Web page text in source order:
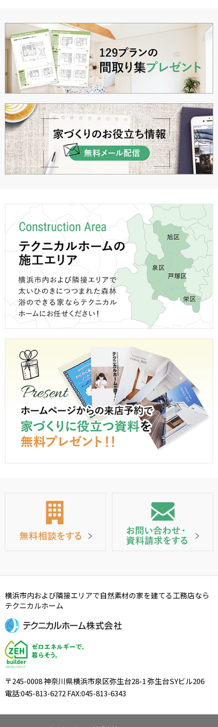
横浜市内および隣接エリアで自然素材の家を建てる工務店なら
テクニカルホーム
〒245-0008 神奈川県横浜市泉区弥生台28-1 弥生台SYビル206
電話:045-813-6272 FAX:045-813-6343